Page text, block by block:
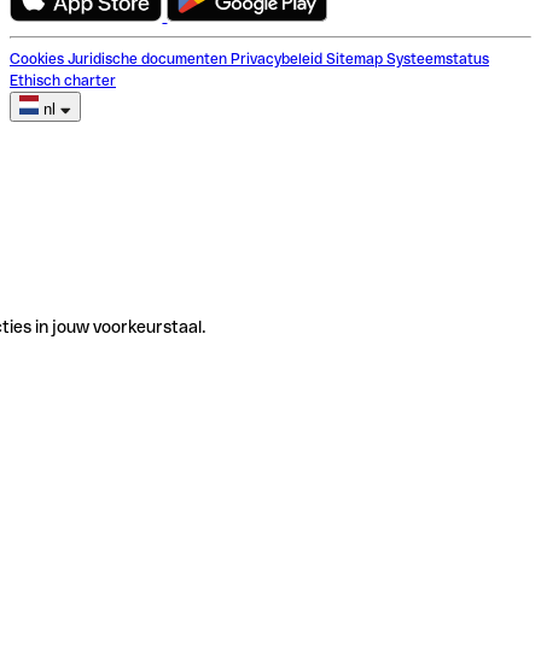
Cookies Juridische documenten Privacybeleid Sitemap Systeemstatus
Ethisch charter
nl
in jouw voorkeurstaal.